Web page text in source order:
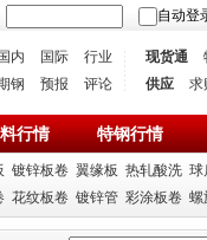
自动登
国内 国际
行业
钢 预报 评论
现货通
供应
求
行情 特钢行情
镀锌板卷 翼缘板 热轧酸洗 球
花纹板卷 镀锌管 彩涂板卷 螺